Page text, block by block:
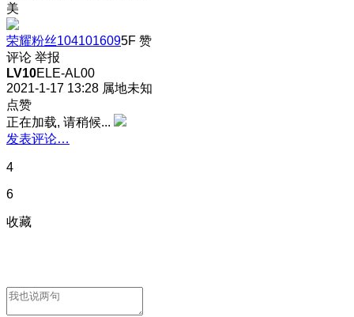
美
荣耀粉丝1041016095F 赞
评论 举报
LV10ELE-AL00
2021-1-17 13:28 属地未知
点赞
正在加载, 请稍候...
发表评论…
4
6
收藏